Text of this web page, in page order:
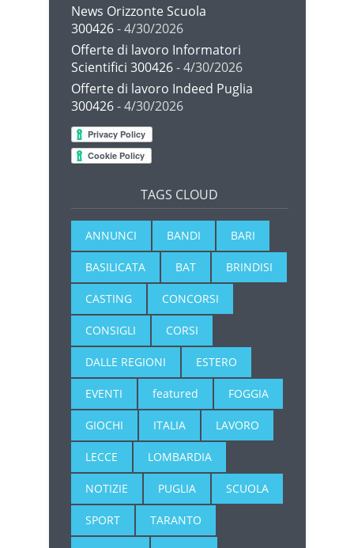
News Orizzonte Scuola
300426- 4/30/2026
Offerte di lavoro Informatori
Scientifici 300426- 4/30/2026
Offerte di lavoro Indeed Puglia
300426- 4/30/2026
TAGS CLOUD
ANNUNCI BANDI BARI
BASILICATA BAT BRINDISI
CASTING CONCORSI
CONSIGLI CORSI
DALLE REGIONI ESTERO
EVENTI featured FOGGIA
GIOCHI ITALIA LAVORO
LECCE LOMBARDIA
NOTIZIE PUGLIA SCUOLA
SPORT TARANTO